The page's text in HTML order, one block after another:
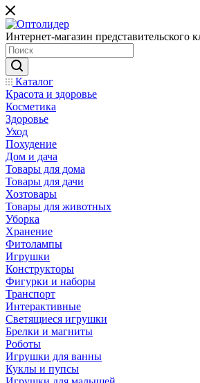
Интернет-магазин представительского
Каталог
Красота и здоровье
Косметика
Здоровье
Уход
Похудение
Дом и дача
Товары для дома
Товары для дачи
Хозтовары
Товары для животных
Уборка
Хранение
Фитолампы
Игрушки
Конструкторы
Фигурки и наборы
Транспорт
Интерактивные
Светящиеся игрушки
Брелки и магниты
Роботы
Игрушки для ванны
Куклы и пупсы